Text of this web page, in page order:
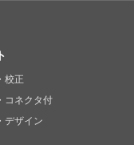
校正
コネクタ付
デザイン